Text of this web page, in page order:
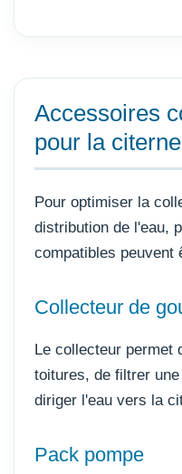
Accessoires
pour la
Pour optimiser la
distribution de l'eau,
compatibles peuvent
Collecteur de
Le collecteur permet
toitures, de filtrer
diriger l'eau vers la
Pack pompe